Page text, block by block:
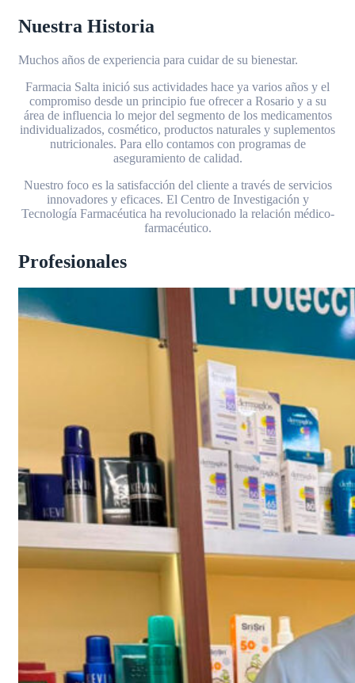
Nuestra Historia
Muchos años de experiencia para cuidar de su bienestar.
Farmacia Salta inició sus actividades hace ya varios años y el
compromiso desde un principio fue ofrecer a Rosario y a su
área de influencia lo mejor del segmento de los medicamentos
individualizados, cosmético, productos naturales y suplementos
nutricionales. Para ello contamos con programas de
aseguramiento de calidad.
Nuestro foco es la satisfacción del cliente a través de servicios
innovadores y eficaces. El Centro de Investigación y
Tecnología Farmacéutica ha revolucionado la relación médico-
farmacéutico.
Profesionales